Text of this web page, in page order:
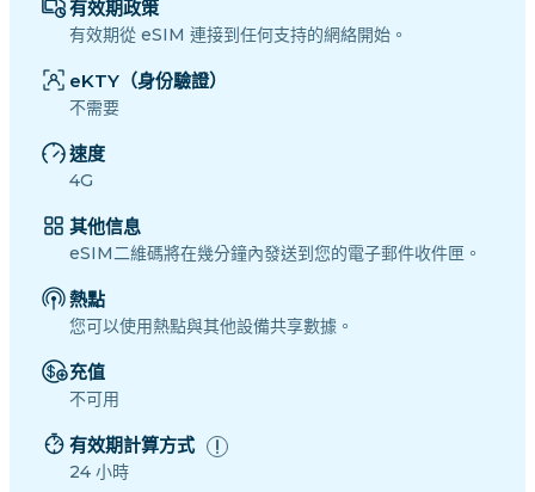
有效期政策
有效期從 eSIM 連接到任何支持的網絡開始。
eKTY（身份驗證）
不需要
速度
4G
其他信息
eSIM二維碼將在幾分鐘內發送到您的電子郵件收件匣。
熱點
您可以使用熱點與其他設備共享數據。
充值
不可用
有效期計算方式
24 小時